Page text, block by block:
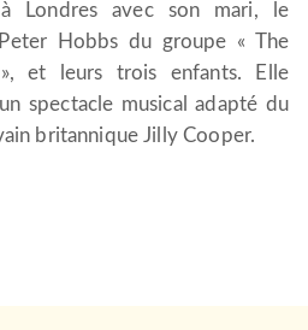
Londres avec son mari, le
Hobbs du groupe « The
et leurs trois enfants. Elle
spectacle musical adapté du
britannique Jilly Cooper.